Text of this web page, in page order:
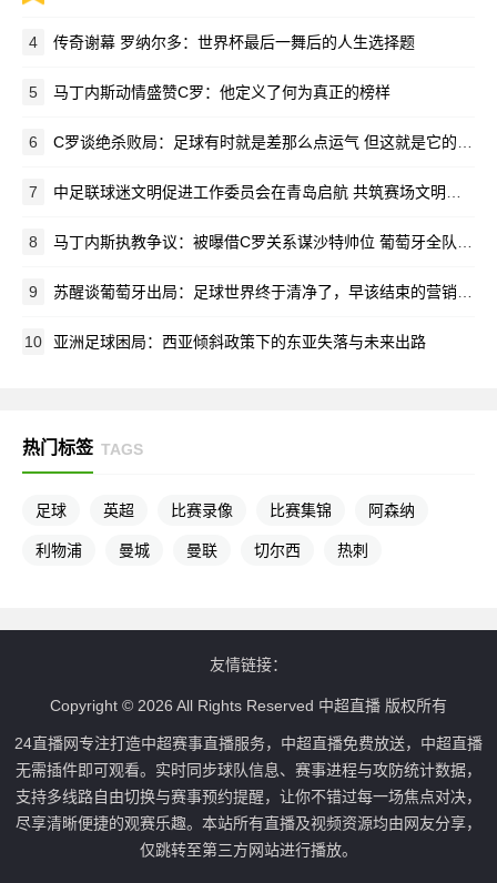
4 传奇谢幕 罗纳尔多：世界杯最后一舞后的人生选择题
5 马丁内斯动情盛赞C罗：他定义了何为真正的榜样
6 C罗谈绝杀败局：足球有时就是差那么点运气 但这就是它的魅力所在
7 中足联球迷文明促进工作委员会在青岛启航 共筑赛场文明新生态
8 马丁内斯执教争议：被曝借C罗关系谋沙特帅位 葡萄牙全队离心离德
9 苏醒谈葡萄牙出局：足球世界终于清净了，早该结束的营销闹剧
10 亚洲足球困局：西亚倾斜政策下的东亚失落与未来出路
热门标签 TAGS
足球 英超 比赛录像 比赛集锦 阿森纳
利物浦 曼城 曼联 切尔西 热刺
友情链接：
Copyright © 2026 All Rights Reserved 中超直播 版权所有
24直播网专注打造中超赛事直播服务，中超直播免费放送，中超直播
无需插件即可观看。实时同步球队信息、赛事进程与攻防统计数据，
支持多线路自由切换与赛事预约提醒，让你不错过每一场焦点对决，
尽享清晰便捷的观赛乐趣。本站所有直播及视频资源均由网友分享，
仅跳转至第三方网站进行播放。